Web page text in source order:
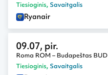
Tiesioginis, Savaitgalis
Ryanair
09.07, pir.
Roma ROM – Budapeštas BUD
Tiesioginis, Savaitgalis